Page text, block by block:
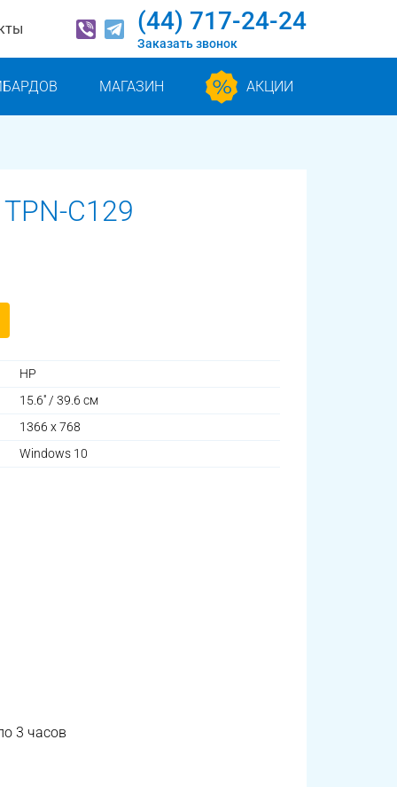
(44) 717-24-24
Заказать звонок
МАГАЗИН АКЦИИ
C129
HP
15.6'' / 39.6 см
1366 х 768
Windows 10
3 часов